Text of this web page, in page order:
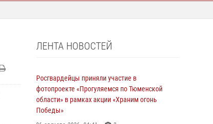
ЛЕНТА НОВОСТЕЙ
Росгвардейцы приняли участие в
фотопроекте «Прогуляемся по Тюменской
области» в рамках акции «Храним огонь
Победы»